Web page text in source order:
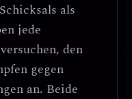
als
jede
den
gegen
an. Beide